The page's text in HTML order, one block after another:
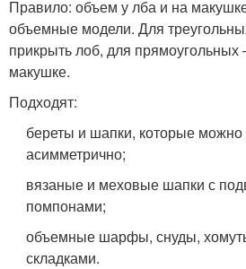
Правило: объем у лба и на
объемные модели. Для
прикрыть лоб, для
макушке.
Подходят:
береты и шапки, которые можно
асимметрично;
вязаные и меховые шапки с
помпонами;
объемные шарфы, снуды,
складками.